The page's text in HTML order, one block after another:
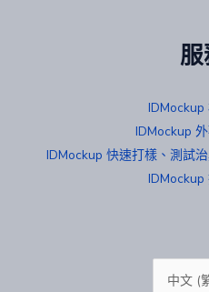
IDMockup
IDMockup
IDMockup 快速打樣、測試
IDMockup
Choose